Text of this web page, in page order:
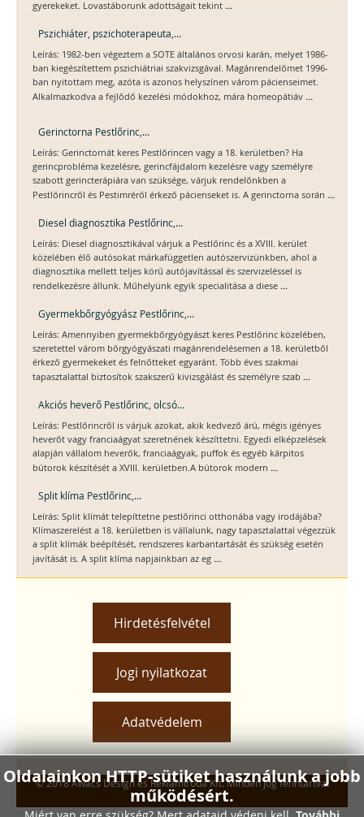
gyerekeket. Lovastáborunk adottságait tekint ...
Pszichiáter, pszichoterapeuta,...
Leírás: 1982-ben végeztem a SOTE általános orvosi karán, melyet 1986-
ban kiegészítettem pszichiátriai szakvizsgával. Magánrendelőmet 1996-
ban nyitottam meg, azóta is azonos helyszínen várom pácienseimet.
Alkalmazkodva a fejlődő kezelési módokhoz, mára homeopátiáv ...
Gerinctorna Pestlőrinc,...
Leírás: Gerinctornát keres Pestlőrincen vagy a 18. kerületben? Ha
gerincprobléma kezelésre, gerincfájdalom kezelésre vagy személyre
szabott gerincterápiára van szüksége, várjuk rendelőnkben a
Pestlőrincről és Pestimréről érkező pácienseket is. A gerinctorna során ...
Diesel diagnosztika Pestlőrinc,...
Leírás: Diesel diagnosztikával várjuk a Pestlőrinc és a XVIII. kerület
közelében élő autósokat márkafüggetlen autószervizünkben, ahol a
diagnosztika mellett teljes körű autójavítással és szervizeléssel is
rendelkezésre állunk. Műhelyünk egyik specialitása a diese ...
Gyermekbőrgyógyász Pestlőrinc,...
Leírás: Amennyiben gyermekbőrgyógyászt keres Pestlőrinc közelében,
szeretettel várom bőrgyógyászati magánrendelésemen a 18. kerületből
érkező gyermekeket és felnőtteket egyaránt. Több éves szakmai
tapasztalattal biztosítok szakszerű kivizsgálást és személyre szab ...
Akciós heverő Pestlőrinc, olcsó...
Leírás: Pestlőrincről is várjuk azokat, akik kedvező árú, mégis igényes
heverőt vagy franciaágyat szeretnének készíttetni. Egyedi elképzelések
alapján vállalom heverők, franciaágyak, puffok és egyéb kárpitos
bútorok készítését a XVIII. kerületben.A bútorok modern ...
Split klíma Pestlőrinc,...
Leírás: Split klímát telepíttetne pestlőrinci otthonába vagy irodájába?
Klímaszerelést a 18. kerületben is vállalunk, nagy tapasztalattal végezzük
a split klímák beépítését, rendszeres karbantartását és szükség esetén
javítását is. A split klíma napjainkban az eg ...
Hirdetésfelvétel
Jogi nyilatkozat
Adatvédelem
Oldalainkon HTTP-sütiket használunk a jobb
működésért.
© 2018 Awacs Design és Reklámiroda Kft. Minden jog fenntartva.